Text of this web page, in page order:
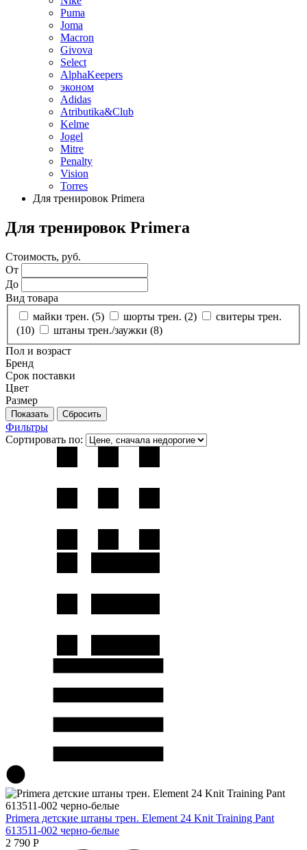
Puma
Joma
Macron
Givova
Select
AlphaKeepers
эконом
Adidas
Atributika&Club
Kelme
Jogel
Mitre
Penalty
Vision
Torres
Для тренировок Primera
Для тренировок Primera
Стоимость, руб.
От
До
Вид товара
майки трен. (5) шорты трен. (2)
свитеры трен.
(10) штаны трен./заужки (8)
Пол и возраст
Бренд
Срок поставки
Цвет
Размер
Фильтры
Сортировать по:
Primera детские штаны трен. Element 24 Knit Training Pant
613511-002 черно-белые
2 790 Р